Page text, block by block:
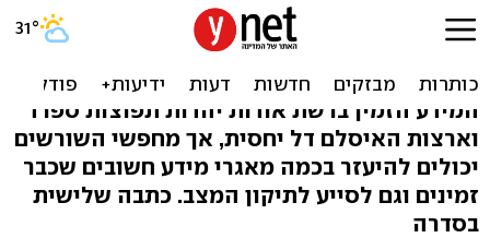
בני עדות המזרח: כך תחפשו
שורשים ברשת
המידע הזמין ברשת אודות יהדות תפוצות ספרד
וארצות האיסלם דל יחסית, אך מחפשי השורשים
יכולים להיעזר בכמה מאגרי מידע חשובים שכבר
זמינים וגם לסייע לתיקון המצב. כתבה שלישית
בסדרה